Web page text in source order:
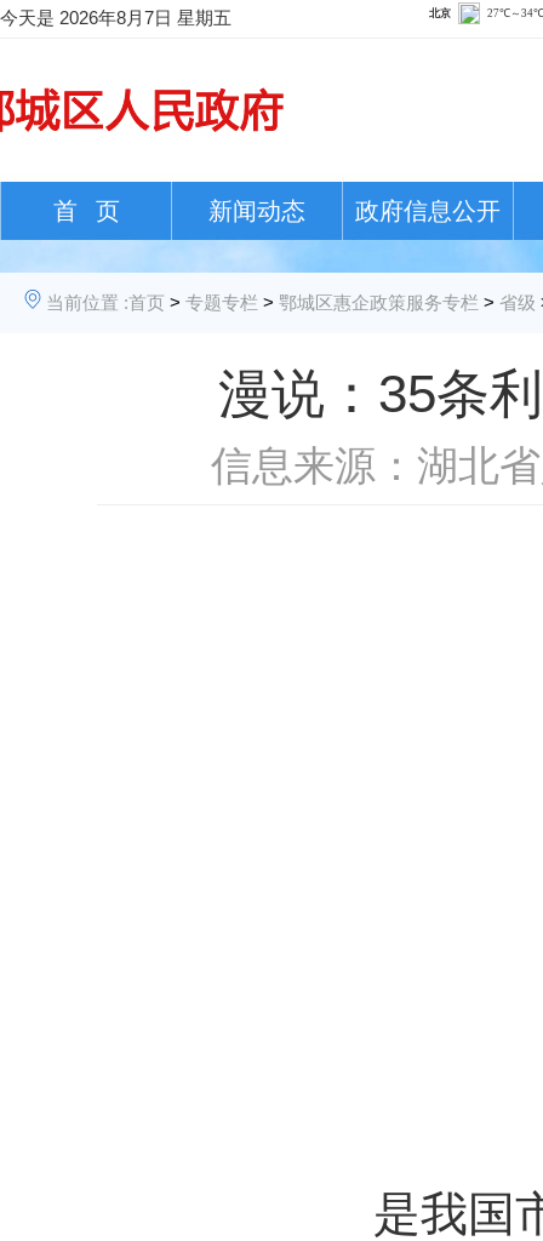
今天是 2026年8月7日 星期五
首 页 新闻动态 政府信息公开
当前位置 :首页 > 专题专栏 > 鄂城区惠企政策服务专栏 > 省级
漫说：35条
信息来源：湖北
是我国